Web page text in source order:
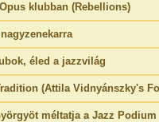
klubban (Rebellions)
éled a jazzvilág
(Attila Vidnyánszky's
méltatja a Jazz Podium